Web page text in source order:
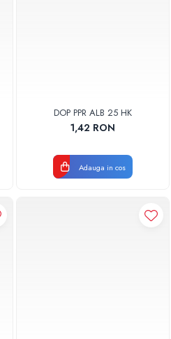
DOP PPR ALB 25 HK
1,42 RON
Adauga in cos